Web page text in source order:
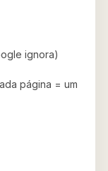
ignora)
página = um